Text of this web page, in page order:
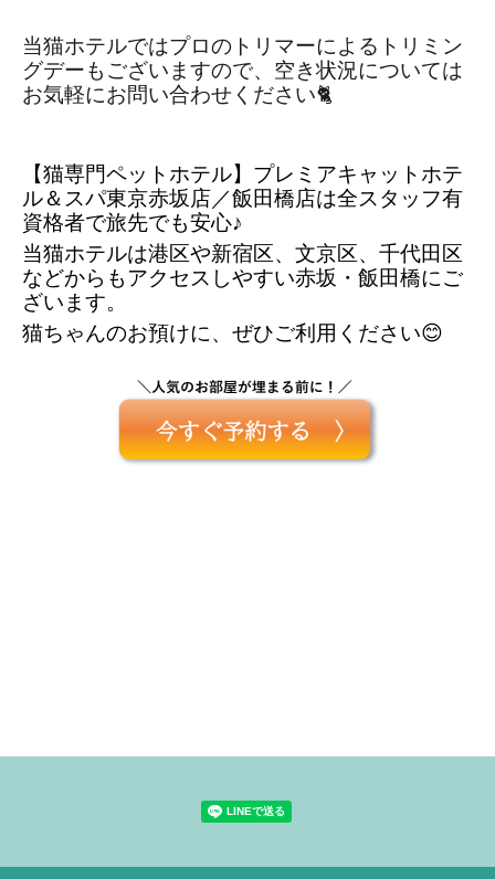
当猫ホテルではプロのトリマーによるトリミン
グデーもございますので、空き状況については
お気軽にお問い合わせください🐈
【猫専門ペットホテル】プレミアキャットホテ
ル＆スパ東京赤坂店／飯田橋店は全スタッフ有
資格者で旅先でも安心♪
当猫ホテルは港区や新宿区、文京区、千代田区
などからもアクセスしやすい赤坂・飯田橋にご
ざいます。
猫ちゃんのお預けに、ぜひご利用ください😊